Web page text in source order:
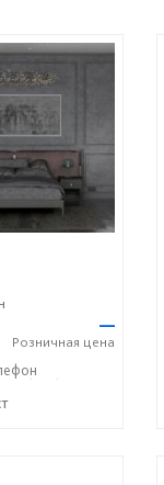
—
Розничная цена
+7 (928) 158-33-84